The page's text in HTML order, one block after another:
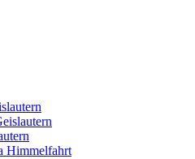
Himmelfahrt